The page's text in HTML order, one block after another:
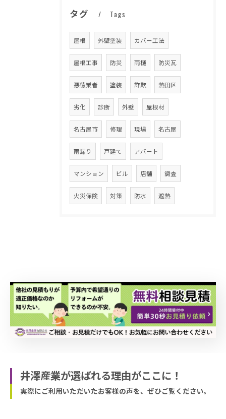
タグ Tags
屋根 外壁塗装 カバー工法
屋根工事 防災 雨樋 防災瓦
悪徳業者 塗装 詐欺 熱田区
劣化 診断 外壁 屋根材
名古屋市 修理 現場 名古屋
雨漏り 戸建て アパート
マンション ビル 店舗 調査
火災保険 対策 防水 遮熱
井澤産業が選ばれる理由がここに！
実際にご利用いただいたお客様の声を、ぜひご覧ください。